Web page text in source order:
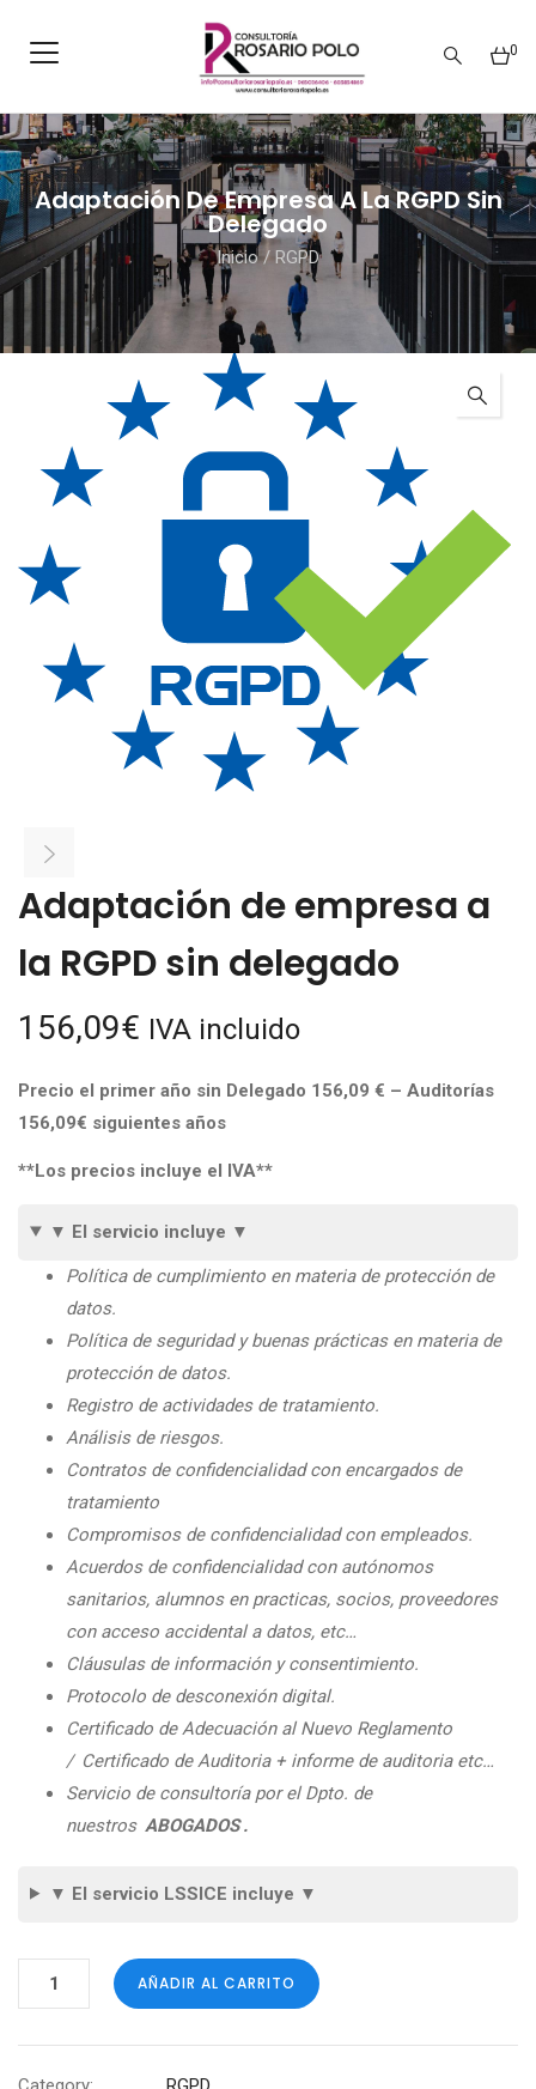
0
Adaptación De Empresa A La RGPD Sin
Delegado
Inicio/ RGPD
Adaptación de empresa a
la RGPD sin delegado
156,09€ IVA incluido
Precio el primer año sin Delegado 156,09 € – Auditorías
156,09€ siguientes años
**Los precios incluye el IVA**
▼ El servicio incluye ▼
Política de cumplimiento en materia de protección de
datos.
Política de seguridad y buenas prácticas en materia de
protección de datos.
Registro de actividades de tratamiento.
Análisis de riesgos.
Contratos de confidencialidad con encargados de
tratamiento
Compromisos de confidencialidad con empleados.
Acuerdos de confidencialidad con autónomos
sanitarios, alumnos en practicas, socios, proveedores
con acceso accidental a datos, etc…
Cláusulas de información y consentimiento.
Protocolo de desconexión digital.
Certificado de Adecuación al Nuevo Reglamento
/ Certificado de Auditoria + informe de auditoria etc…
Servicio de consultoría por el Dpto. de
nuestros ABOGADOS .
▼ El servicio LSSICE incluye ▼
AÑADIR AL CARRITO